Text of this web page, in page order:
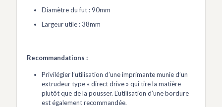
Diamètre du fut : 90mm
Largeur utile : 38mm
Recommandations :
Privilégier l’utilisation d’une imprimante munie d’un
extrudeur type « direct drive » qui tire la matière
plutôt que de la pousser. L’utilisation d’une bordure
est également recommandée.